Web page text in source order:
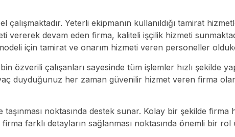
Yeterli ekipmanın kullanıldığı tamirat
vererek devam eden firma, kaliteli işçilik hizmeti
için tamirat ve onarım hizmeti veren personeller
özverili çalışanları sayesinde tüm işlemler hızlı şekilde
duyduğunuz her zaman güvenilir hizmet veren firma
noktasında destek sunar. Kolay bir şekilde firma
farklı detayların sağlanması noktasında önemli bir rol